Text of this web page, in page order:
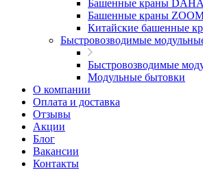
Башенные краны
Башенные краны
Китайские башенные
Быстровозводимые
Быстровозводимые
Модульные бытовки
О компании
Оплата и доставка
Отзывы
Акции
Блог
Вакансии
Контакты